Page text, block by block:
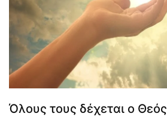
Όλους τους δέχεται ο Θεός